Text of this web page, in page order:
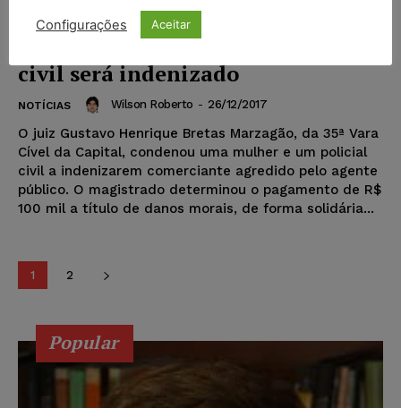
civil será indenizado
NOTÍCIAS Wilson Roberto - 26/12/2017
O juiz Gustavo Henrique Bretas Marzagão, da 35ª Vara
Cível da Capital, condenou uma mulher e um policial
civil a indenizarem comerciante agredido pelo agente
público. O magistrado determinou o pagamento de R$
100 mil a título de danos morais, de forma solidária...
1 2
Popular
Configurações Aceitar